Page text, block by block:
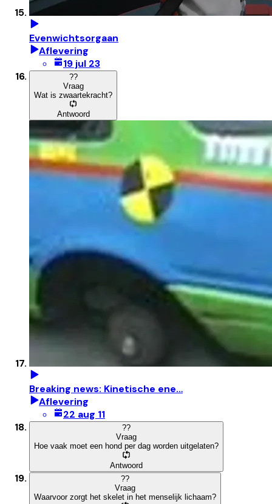
Evenwichtsorgaan
Aflevering
19 jul 23
??
Vraag
Wat is zwaartekracht?
Antwoord
Breaking news: Kinetische ene…
Aflevering
22 aug 11
??
Vraag
Hoe vaak moet een hond per dag worden uitgelaten?
Antwoord
??
Vraag
Waarvoor zorgt het skelet in het menselijk lichaam?